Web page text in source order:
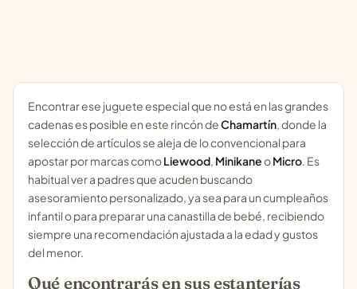
Encontrar ese juguete especial que no está en las grandes
cadenas es posible en este rincón deChamartín, donde la
selección de artículos se aleja de lo convencional para
apostar por marcas comoLiewood, MinikaneoMicro. Es
habitual ver a padres que acuden buscando
asesoramiento personalizado, ya sea para un cumpleaños
infantil o para preparar una canastilla de bebé, recibiendo
siempre una recomendación ajustada a la edad y gustos
del menor.
Qué encontrarás en sus estanterías